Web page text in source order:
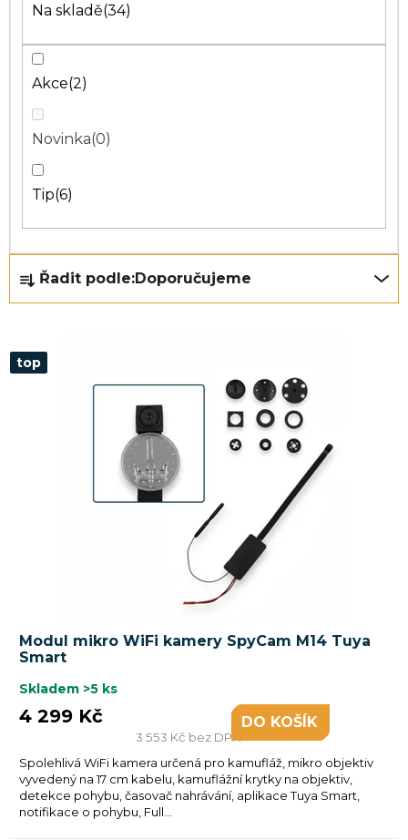
Ř
a
e
n
ů
Řadit podle:Doporučujeme
Na skladě 34
Akce 2
Novinka 0
Tip 6
top
Modul mikro WiFi kamery SpyCam M14 Tuya
Smart
Skladem >5 ks
3 553 Kč bez DPH
4 299 Kč DO KOŠÍKU
Spolehlivá WiFi kamera určená pro kamufláž, mikro objektiv
vyvedený na 17 cm kabelu, kamuflážní krytky na objektiv,
detekce pohybu, časovač nahrávání, aplikace Tuya Smart,
notifikace o pohybu, Full...